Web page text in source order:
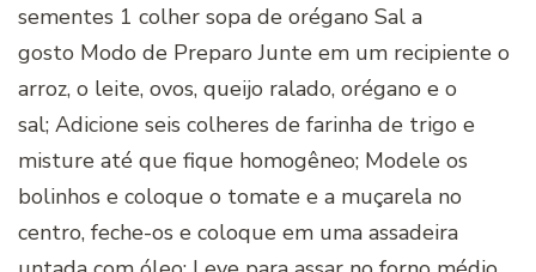
sementes 1 colher sopa de orégano Sal a
gosto Modo de Preparo Junte em um recipiente o
arroz, o leite, ovos, queijo ralado, orégano e o
sal; Adicione seis colheres de farinha de trigo e
misture até que fique homogêneo; Modele os
bolinhos e coloque o tomate e a muçarela no
centro, feche-os e coloque em uma assadeira